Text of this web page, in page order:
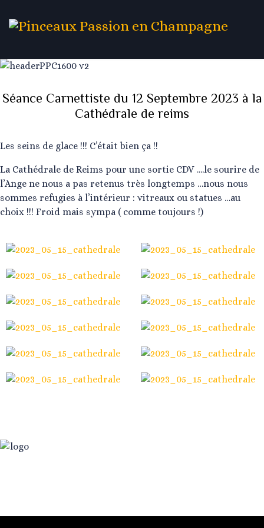
Séance Carnettiste du 12 Septembre 2023 à la
Cathédrale de reims
Les seins de glace !!! C’était bien ça !!
La Cathédrale de Reims pour une sortie CDV ….le sourire de
l’Ange ne nous a pas retenus très longtemps …nous nous
sommes refugies à l’intérieur : vitreaux ou statues …au
choix !!! Froid mais sympa ( comme toujours !)